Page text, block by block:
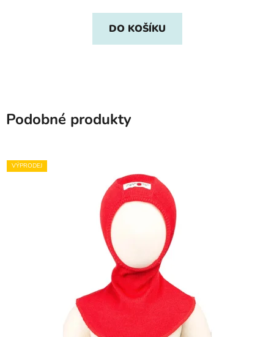
DO KOŠÍKU
Podobné produkty
VÝPRODEJ